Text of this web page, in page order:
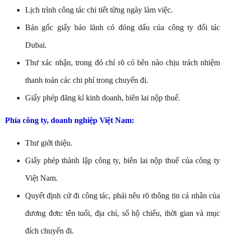
Lịch trình công tác chi tiết từng ngày làm việc.
Bản gốc giấy bảo lãnh có đóng dấu của công ty đối tác
Dubai.
Thư xác nhận, trong đó chỉ rõ có bên nào chịu trách nhiệm
thanh toán các chi phí trong chuyến đi.
Giấy phép đăng kí kinh doanh, biên lai nộp thuế.
Phía công ty, doanh nghiệp Việt Nam:
Thư giới thiệu.
Giấy phép thành lập công ty, biên lai nộp thuế của công ty
Việt Nam.
Quyết định cử đi công tác, phải nêu rõ thông tin cá nhân của
đương đơn: tên tuổi, địa chỉ, số hộ chiếu, thời gian và mục
đích chuyến đi.